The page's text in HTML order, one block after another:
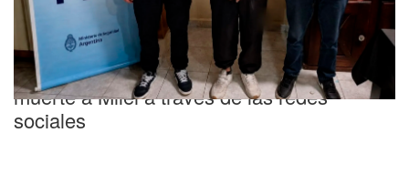
Realidad paralela
Detuvieron a un hombre que amenazó de
muerte a Milei a través de las redes
sociales